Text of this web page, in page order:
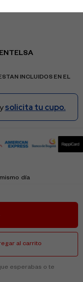
INCLUIDOS EN EL
ysolicita tu cupo.
día
al carrito
esperabas o te